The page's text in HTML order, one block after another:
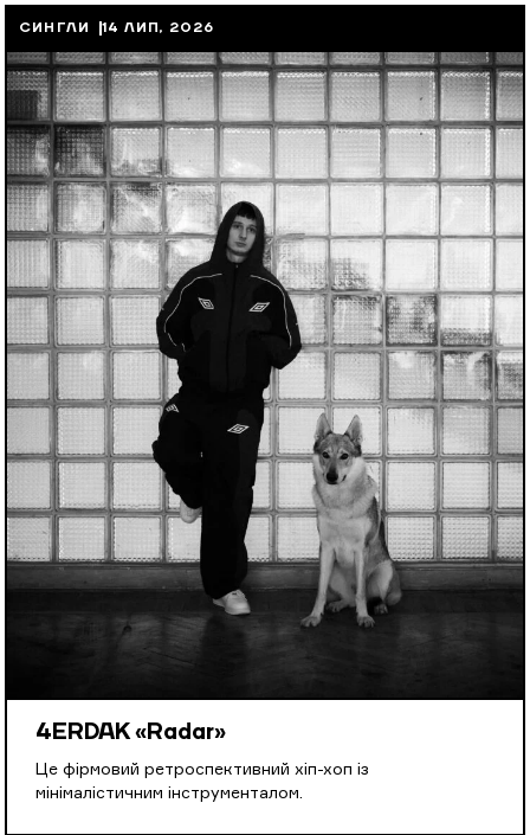
СИНГЛИ 14 ЛИП, 2026
4ERDAK «Radar»
Це фірмовий ретроспективний хіп-хоп із
мінімалістичним інструменталом.